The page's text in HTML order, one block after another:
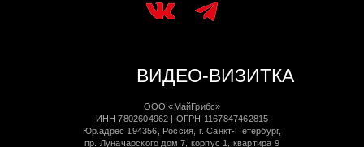
ООО «МайГрибс»
ИНН 7802604962 | ОГРН 1167847462815
Юр.адрес 194356, Россия, г. Санкт-Петербург,
пр. Луначарского дом 7, корпус 1, квартира 9
ВИДЕО-ВИЗИТКА